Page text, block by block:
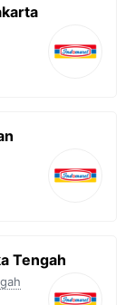
Tengah